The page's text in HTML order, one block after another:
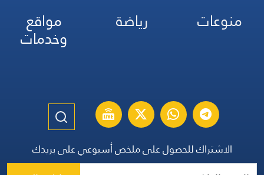
منوعات
رياضة مواقع
وخدمات
الاشتراك للحصول على ملخص أسبوعي على بريدك